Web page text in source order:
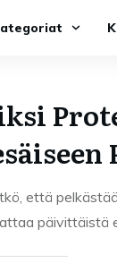
että
päivittäistä